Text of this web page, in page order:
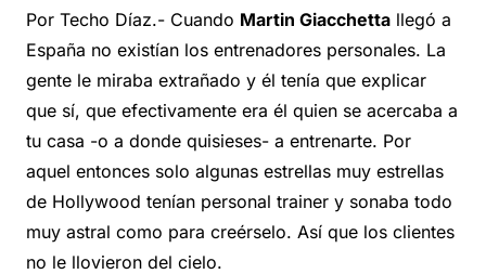
Por Techo Díaz.- Cuando Martin Giacchetta llegó a
España no existían los entrenadores personales. La
gente le miraba extrañado y él tenía que explicar
que sí, que efectivamente era él quien se acercaba a
tu casa -o a donde quisieses- a entrenarte. Por
aquel entonces solo algunas estrellas muy estrellas
de Hollywood tenían personal trainer y sonaba todo
muy astral como para creérselo. Así que los clientes
no le llovieron del cielo.